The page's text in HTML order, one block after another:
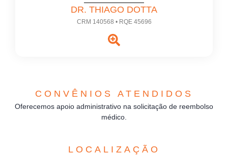
DR. THIAGO DOTTA
CRM 140568 • RQE 45696
CONVÊNIOS ATENDIDOS
Oferecemos apoio administrativo na solicitação de reembolso
médico.
LOCALIZAÇÃO